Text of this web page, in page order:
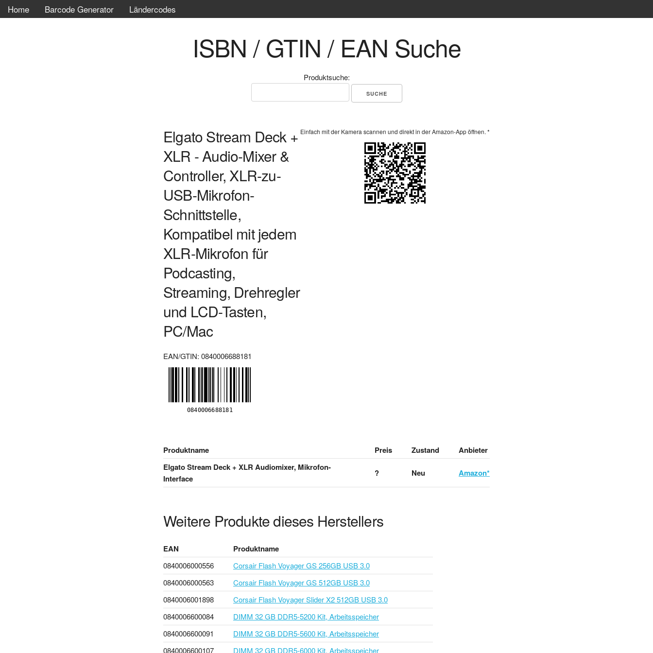
Home Barcode Generator Ländercodes
ISBN / GTIN / EAN Suche
Produktsuche:
Elgato Stream Deck +
XLR - Audio-Mixer &
Controller, XLR-zu-
USB-Mikrofon-
Schnittstelle,
Kompatibel mit jedem
XLR-Mikrofon für
Podcasting,
Streaming, Drehregler
und LCD-Tasten,
PC/Mac
EAN/GTIN: 0840006688181
Einfach mit der Kamera scannen und direkt in der Amazon-App öffnen. *
Produktname Preis Zustand
Anbieter
Elgato Stream Deck + XLR Audiomixer, Mikrofon-
Interface
? Neu Amazon*
Weitere Produkte dieses Herstellers
EAN Produktname
0840006000556
Corsair Flash Voyager GS 256GB USB 3.0
0840006000563
Corsair Flash Voyager GS 512GB USB 3.0
0840006001898
Corsair Flash Voyager Slider X2 512GB USB 3.0
0840006600084
DIMM 32 GB DDR5-5200 Kit, Arbeitsspeicher
0840006600091
DIMM 32 GB DDR5-5600 Kit, Arbeitsspeicher
0840006600107
DIMM 32 GB DDR5-6000 Kit, Arbeitsspeicher